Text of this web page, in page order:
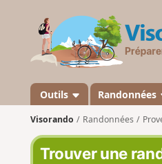
Outils Randonnées
Visorando Randonnées
Trouver une